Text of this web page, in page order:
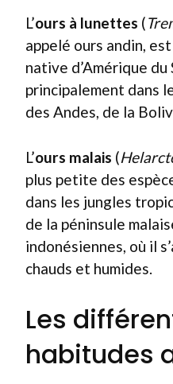
L’ours à lunettes (
appelé ours andin,
native d’Amérique du
principalement dans
des Andes, de la
L’ours malais (
plus petite des
dans les jungles
de la péninsule
indonésiennes, où il
chauds et humides.
Les
habitudes